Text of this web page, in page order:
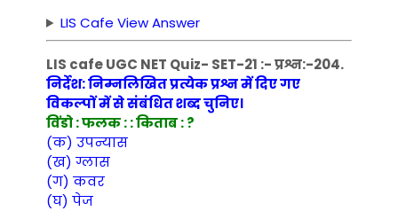
LIS Cafe View Answer
LIS cafe UGC NET Quiz- SET-21 :- प्रश्न:-204.
निर्देश: निम्नलिखित प्रत्येक प्रश्न में दिए गए
विकल्पों में से संबंधित शब्द चुनिए।
विंडो : फलक : : किताब : ?
(क) उपन्यास
(ख) ग्लास
(ग) कवर
(घ) पेज